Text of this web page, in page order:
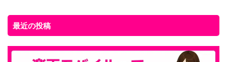
最近の投稿